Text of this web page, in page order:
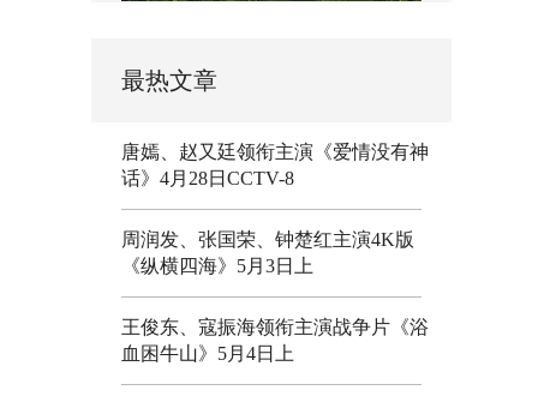
最热文章
唐嫣、赵又廷领衔主演《爱情没有神
话》4月28日CCTV-8
周润发、张国荣、钟楚红主演4K版
《纵横四海》5月3日上
王俊东、寇振海领衔主演战争片《浴
血困牛山》5月4日上